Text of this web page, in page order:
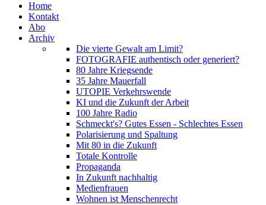
Home
Kontakt
Abo
Archiv
Die vierte Gewalt am Limit?
FOTOGRAFIE authentisch oder generiert?
80 Jahre Kriegsende
35 Jahre Mauerfall
UTOPIE Verkehrswende
KI und die Zukunft der Arbeit
100 Jahre Radio
Schmeckt's? Gutes Essen - Schlechtes Essen
Polarisierung und Spaltung
Mit 80 in die Zukunft
Totale Kontrolle
Propaganda
In Zukunft nachhaltig
Medienfrauen
Wohnen ist Menschenrecht